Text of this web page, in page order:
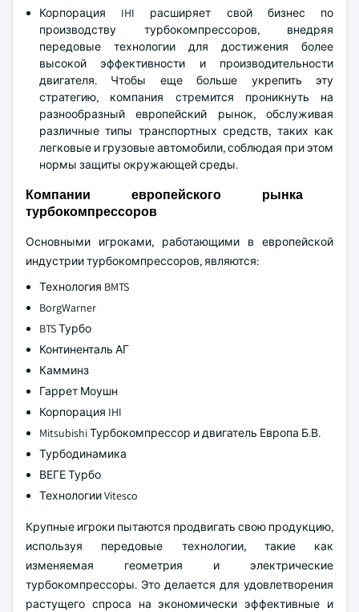
Корпорация IHI расширяет свой бизнес по
производству турбокомпрессоров, внедряя
передовые технологии для достижения более
высокой эффективности и производительности
двигателя. Чтобы еще больше укрепить эту
стратегию, компания стремится проникнуть на
разнообразный европейский рынок, обслуживая
различные типы транспортных средств, таких как
легковые и грузовые автомобили, соблюдая при этом
нормы защиты окружающей среды.
Компании европейского рынка
турбокомпрессоров
Основными игроками, работающими в европейской
индустрии турбокомпрессоров, являются:
Технология BMTS
BorgWarner
BTS Турбо
Континенталь АГ
Камминз
Гаррет Моушн
Корпорация IHI
Mitsubishi Турбокомпрессор и двигатель Европа Б.В.
Турбодинамика
ВЕГЕ Турбо
Технологии Vitesco
Крупные игроки пытаются продвигать свою продукцию,
используя передовые технологии, такие как
изменяемая геометрия и электрические
турбокомпрессоры. Это делается для удовлетворения
растущего спроса на экономически эффективные и